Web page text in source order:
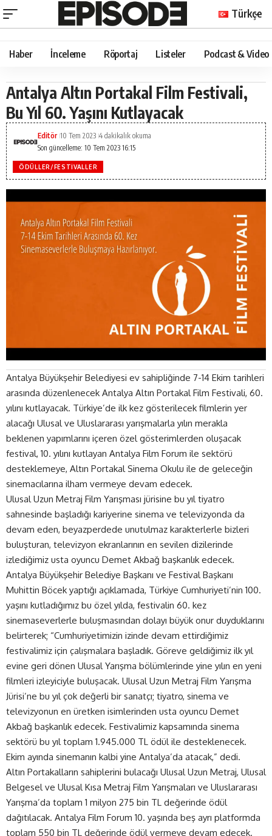
Türkçe
Haber İnceleme Röportaj Listeler Podcast & Video
Antalya Altın Portakal Film Festivali,
Bu Yıl 60. Yaşını Kutlayacak
Son güncelleme: 10 Tem 2023 16:15
Editör 10 Tem 2023 4 dakikalık okuma
ÖDÜLLER/FESTIVALLER
Antalya Büyükşehir Belediyesi ev sahipliğinde 7-14 Ekim tarihleri
arasında düzenlenecek Antalya Altın Portakal Film Festivali, 60.
yılını kutlayacak. Türkiye’de ilk kez gösterilecek filmlerin yer
alacağı Ulusal ve Uluslararası yarışmalarla yılın merakla
beklenen yapımlarını içeren özel gösterimlerden oluşacak
festival, 10. yılını kutlayan Antalya Film Forum ile sektörü
desteklemeye, Altın Portakal Sinema Okulu ile de geleceğin
sinemacılarına ilham vermeye devam edecek.
Ulusal Uzun Metraj Film Yarışması jürisine bu yıl tiyatro
sahnesinde başladığı kariyerine sinema ve televizyonda da
devam eden, beyazperdede unutulmaz karakterlerle bizleri
buluşturan, televizyon ekranlarının en sevilen dizilerinde
izlediğimiz usta oyuncu Demet Akbağ başkanlık edecek.
Antalya Büyükşehir Belediye Başkanı ve Festival Başkanı
Muhittin Böcek yaptığı açıklamada, Türkiye Cumhuriyeti’nin 100.
yaşını kutladığımız bu özel yılda, festivalin 60. kez
sinemaseverlerle buluşmasından dolayı büyük onur duyduklarını
belirterek; “Cumhuriyetimizin izinde devam ettirdiğimiz
festivalimiz için çalışmalara başladık. Göreve geldiğimiz ilk yıl
evine geri dönen Ulusal Yarışma bölümlerinde yine yılın en yeni
filmleri izleyiciyle buluşacak. Ulusal Uzun Metraj Film Yarışma
Jürisi’ne bu yıl çok değerli bir sanatçı; tiyatro, sinema ve
televizyonun en üretken isimlerinden usta oyuncu Demet
Akbağ başkanlık edecek. Festivalimiz kapsamında sinema
sektörü bu yıl toplam 1.945.000 TL ödül ile desteklenecek.
Ekim ayında sinemanın kalbi yine Antalya’da atacak,” dedi.
Altın Portakalların sahiplerini bulacağı Ulusal Uzun Metraj, Ulusal
Belgesel ve Ulusal Kısa Metraj Film Yarışmaları ve Uluslararası
Yarışma’da toplam 1 milyon 275 bin TL değerinde ödül
dağıtılacak. Antalya Film Forum 10. yaşında beş ayrı platformda
toplam 550 bin TL değerinde ödül vermeye devam edecek.